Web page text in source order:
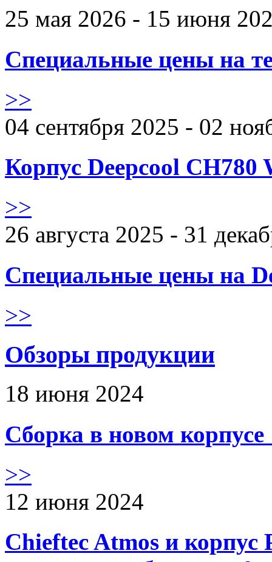
25 мая 2026 - 15 июня
Специальные цены на
>>
04 сентября 2025 - 02
Корпус Deepcool CH780
>>
26 августа 2025 - 31
Специальные цены на
>>
Обзоры продукции
18 июня 2024
Сборка в новом
>>
12 июня 2024
Chieftec Atmos и корпус